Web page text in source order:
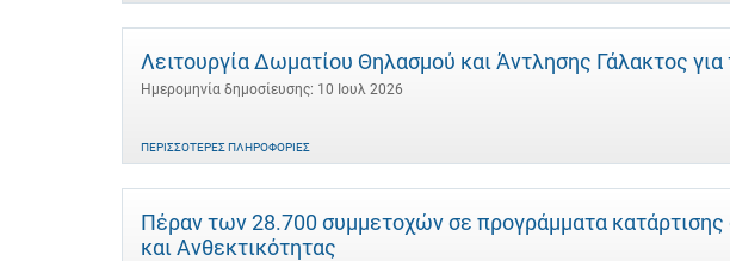
Λειτουργία Δωματίου Θηλασμού και Άντλησης Γάλακτος
Ημερομηνία δημοσίευσης: 10 Ιουλ 2026
ΠΕΡΙΣΣΌΤΕΡΕΣ ΠΛΗΡΟΦΟΡΊΕΣ
Πέραν των 28.700 συμμετοχών σε προγράμματα κατάρτισης
και Ανθεκτικότητας